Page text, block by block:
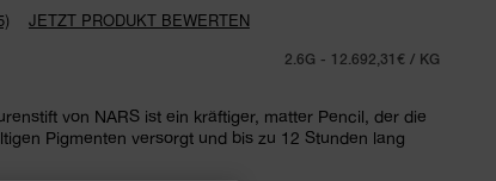
2.6G - 12.692,31€ / KG
von NARS ist ein kräftiger, matter Pencil, der die
Pigmenten versorgt und bis zu 12 Stunden lang
JETZT PRODUKT BEWERTEN